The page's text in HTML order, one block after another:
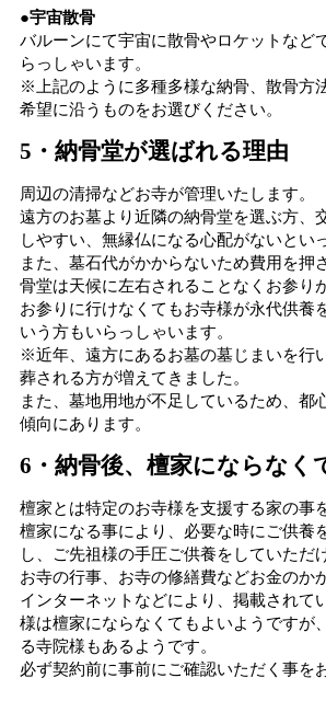
●宇宙散骨
バルーンにて宇宙に散骨やロケットなど
らっしゃいます。
※上記のように多種多様な納骨、散骨方
希望に沿うものをお選びください。
5・納骨堂が選ばれる理由
周辺の清掃などお寺が管理いたします。
遠方のお墓より近隣の納骨堂を選ぶ方、
しやすい、無縁仏になる心配がないとい
また、墓石代がかからないため費用を押
骨堂は天候に左右されることなくお参り
お参りに行けなくてもお寺様が永代供養
いう方もいらっしゃいます。
※近年、遠方にあるお墓の墓じまいを行
葬される方が増えてきました。
また、墓地用地が不足しているため、都
傾向にあります。
6・納骨後、檀家にならなく
檀家とは特定のお寺様を支援する家の事
檀家になる事により、必要な時にご供養
し、ご先祖様の手圧ご供養をしていただ
お寺の行事、お寺の修繕費などお金のか
インターネットなどにより、掲載されて
様は檀家にならなくてもよいようですが
る寺院様もあるようです。
必ず契約前に事前にご確認いただく事を